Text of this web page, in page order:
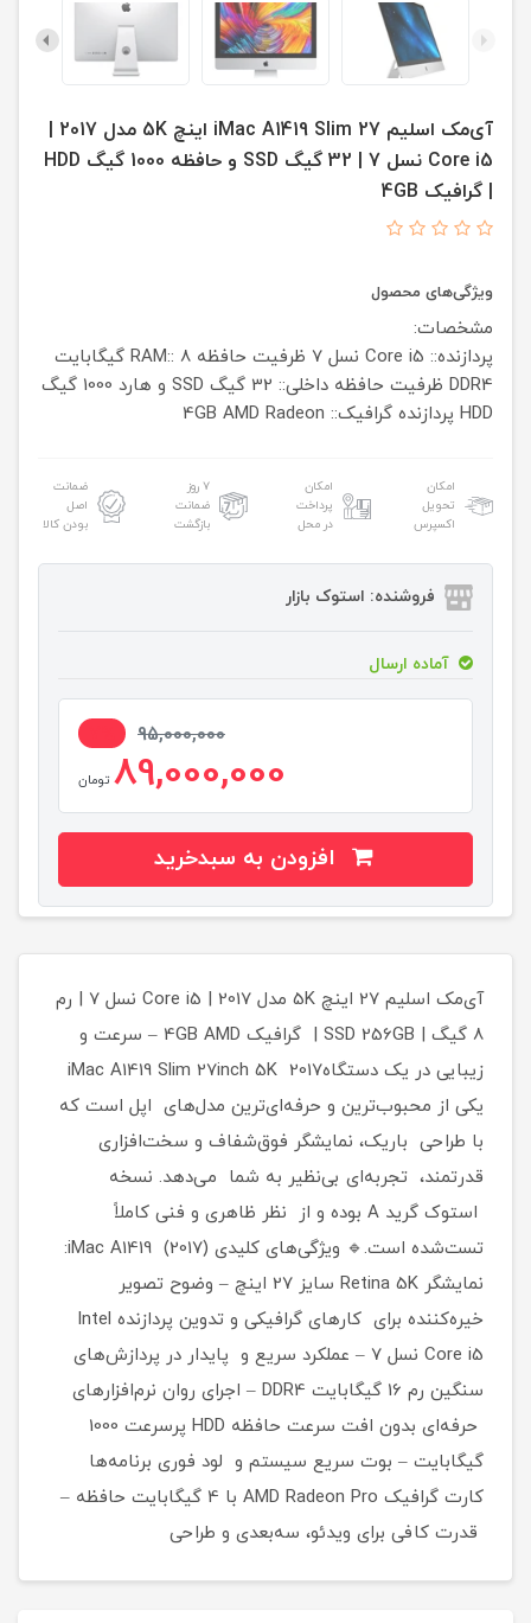
Core i5 نسل 7 | 32 گیگ SSD و حافظه 1000 گیگ HDD
| گرافیک 4GB
ویژگی‌های محصول
مشخصات:
پردازنده:: Core i5 نسل 7
ظرفیت حافظه RAM:: 8 گیگابایت
DDR4
ظرفیت حافظه داخلی:: 32 گیگ SSD و هارد 1000 گیگ
HDD پردازنده گرافیک:: 4GB AMD Radeon
امکان
تحویل
اکسپرس
امکان
پرداخت
در محل
۷ روز
ضمانت
بازگشت
ضمانت
اصل
بودن کالا
فروشنده: استوک بازار
آماده ارسال
95,000,000
89,000,000 تومان
آی‌مک اسلیم 27 اینچ 5K مدل 2017 | Core i5 نسل 7 | رم
8 گیگ | SSD 256GB | گرافیک 4GB AMD – سرعت و
زیبایی در یک دستگاهiMac A1419 Slim 27inch 5K 2017
یکی از محبوب‌ترین و حرفه‌ای‌ترین مدل‌های اپل است که
با طراحی باریک، نمایشگر فوق‌شفاف و سخت‌افزاری
قدرتمند، تجربه‌ای بی‌نظیر به شما می‌دهد. نسخه
استوک گرید A بوده و از نظر ظاهری و فنی کاملاً
تست‌شده است.🔹 ویژگی‌های کلیدی iMac A1419 (2017):
نمایشگر Retina 5K سایز 27 اینچ – وضوح تصویر
خیره‌کننده برای کارهای گرافیکی و تدوین پردازنده Intel
Core i5 نسل 7 – عملکرد سریع و پایدار در پردازش‌های
سنگین رم 16 گیگابایت DDR4 – اجرای روان نرم‌افزارهای
حرفه‌ای بدون افت سرعت حافظه HDD پرسرعت 1000
گیگابایت – بوت سریع سیستم و لود فوری برنامه‌ها
کارت گرافیک AMD Radeon Pro با 4 گیگابایت حافظه –
قدرت کافی برای ویدئو، سه‌بعدی و طراحی